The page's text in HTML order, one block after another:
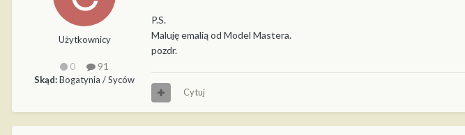
Użytkownicy
0
91
Skąd:Bogatynia / Syców
P.S.
Maluję emalią od Model Mastera.
pozdr.
Cytuj